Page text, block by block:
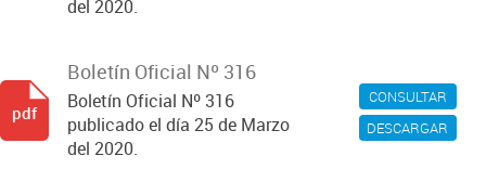
del 2020.
CONSULTAR
DESCARGAR
Boletín Oficial Nº 316
Boletín Oficial Nº 316
publicado el día 25 de Marzo
del 2020.
pdf